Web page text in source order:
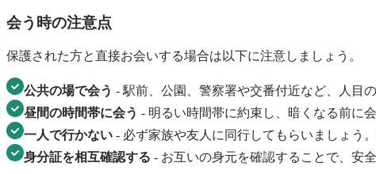
会う時の注意点
保護された方と直接お会いする場合は以下に注意しましょう。
公共の場で会う - 駅前、公園、警察署や交番付近など、人目
昼間の時間帯に会う - 明るい時間帯に約束し、暗くなる前に
一人で行かない - 必ず家族や友人に同行してもらいましょう
身分証を相互確認する - お互いの身元を確認することで、安